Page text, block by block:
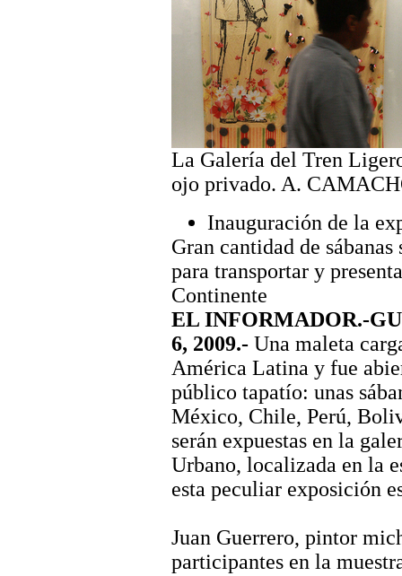
La Galería del Tren
ojo privado. A.
Inauguración de la
Gran cantidad de
para transportar y
Continente
EL INFORMADOR.-
6, 2009.- Una maleta
América Latina y fue
público tapatío: unas
México, Chile, Perú,
serán expuestas en la
Urbano, localizada en la
esta peculiar exposición
Juan Guerrero, pintor
participantes en la